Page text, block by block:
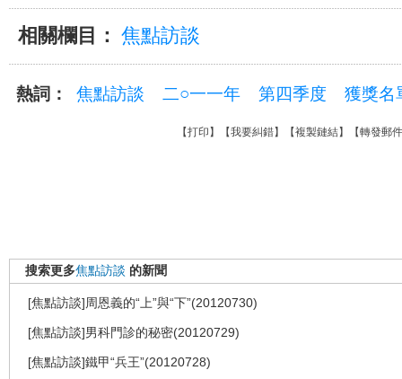
相關欄目： 焦點訪談
熱詞： 焦點訪談 二○一一年 第四季度 獲獎名
【打印 】【我要糾錯】【複製鏈結】【轉發郵件
搜索更多焦點訪談 的新聞
[焦點訪談]周恩義的“上”與“下”(20120730)
[焦點訪談]男科門診的秘密(20120729)
[焦點訪談]鐵甲“兵王”(20120728)